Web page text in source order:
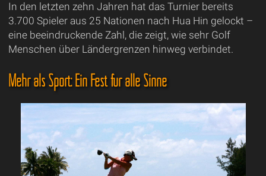
In den letzten zehn Jahren hat das Turnier bereits
3.700 Spieler aus 25 Nationen nach Hua Hin gelockt –
eine beeindruckende Zahl, die zeigt, wie sehr Golf
Menschen über Ländergrenzen hinweg verbindet.
Mehr als Sport: Ein Fest für alle Sinne